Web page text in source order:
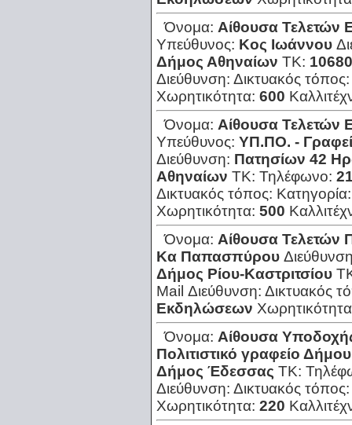
Όνομα: Αίθουσα Τελετών
Υπεύθυνος: Κος Ιωάννου
Δήμος Αθηναίων ΤΚ: 10680
Διεύθυνση: Δικτυακός
Χωρητικότητα: 600
Όνομα: Αίθουσα Τελετών
Υπεύθυνος: ΥΠ.ΠΟ. -
Διεύθυνση: Πατησίων 42
Αθηναίων ΤΚ: Τηλέφωνο:
Δικτυακός τόπος:
Χωρητικότητα: 500
Όνομα: Αίθουσα Τελετών
Κα Παπασπύρου
Δήμος Ρίου-Καστριτσίου
Mail Διεύθυνση: Δικτυακός
Εκδηλώσεων
Όνομα: Αίθουσα
Πολιτιστικό γραφείο
Δήμος Έδεσσας ΤΚ:
Διεύθυνση: Δικτυακός
Χωρητικότητα: 220